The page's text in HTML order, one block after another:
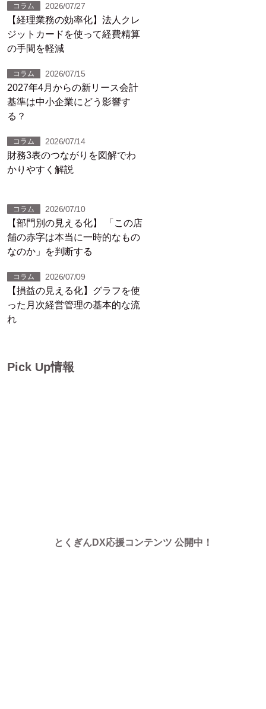
コラム 2026/07/27
【経理業務の効率化】法人クレ
ジットカードを使って経費精算
の手間を軽減
コラム 2026/07/15
2027年4月からの新リース会計
基準は中小企業にどう影響す
る？
コラム 2026/07/14
財務3表のつながりを図解でわ
かりやすく解説
コラム 2026/07/10
【部門別の見える化】 「この店
舗の赤字は本当に一時的なもの
なのか」を判断する
コラム 2026/07/09
【損益の見える化】グラフを使
った月次経営管理の基本的な流
れ
Pick Up情報
とくぎんDX応援コンテンツ 公開中！